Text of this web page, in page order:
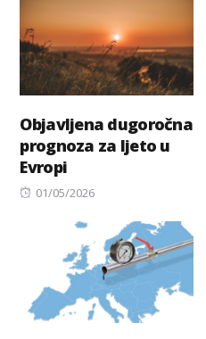
Objavljena dugoročna
prognoza za ljeto u
Evropi
Posted
01/05/2026